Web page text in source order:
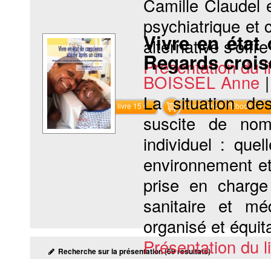
Camille Claudel
psychiatrique et
alternative
Présentation du
Commander le livre 15 € Commander l'Ebook 9 €
Vivre en état
Regards
BOISSEL Anne
La situation
suscite de
individuel :
environnement
prise en
sanitaire et
organisé et
Présentation du
Recherche sur la présentation (69 résultats)